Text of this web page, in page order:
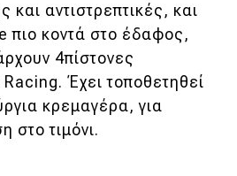
αντιστρεπτικές, και
πιο κοντά στο έδαφος,
4πίστονες
Έχει τοποθετηθεί
κρεμαγέρα, για
στο τιμόνι.